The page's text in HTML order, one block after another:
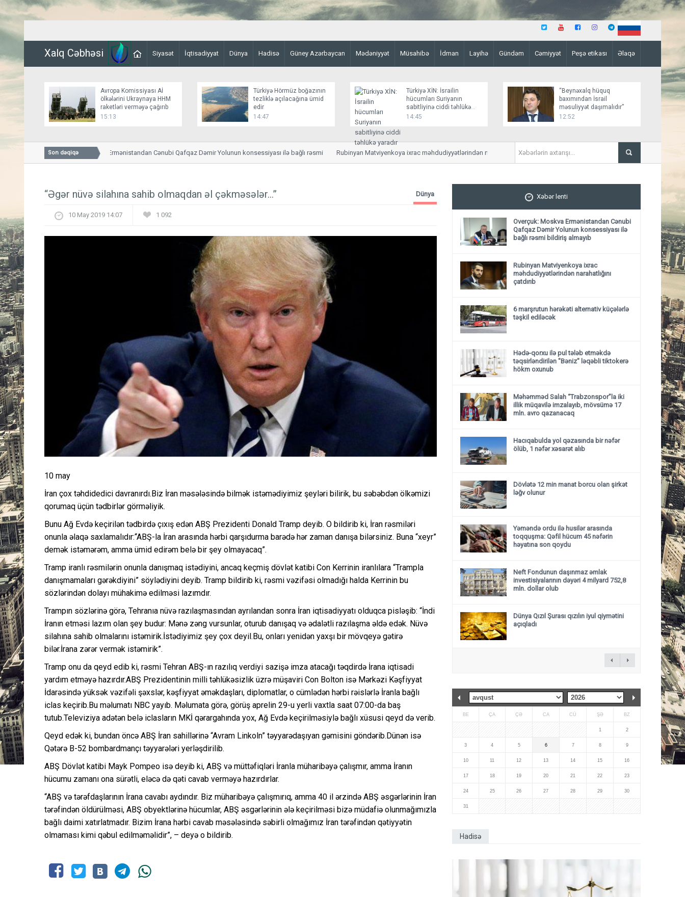
Xalq Cəbhəsi Siyasət İqtisadiyyat Dünya Hadisə Güney Azərbaycan Mədəniyyət Müsahibə İdman Layihə Gündəm Cəmiyyət Peşə etikası Əlaqə
Avropa Komissiyası Aİ
ölkələrini Ukraynaya HHM
raketləri verməyə çağırıb
15:13
Türkiyə Hörmüz boğazının
tezliklə açılacağına ümid
edir
14:47
Türkiyə XİN: İsrailin
hücumları Suriyanın
sabitliyinə ciddi təhlükə
yaradır
14:45
“Beynəxalq hüquq
baxımından İsrail
məsuliyyət daşımalıdır”
12:52
Son dəqiqə
Overçuk: Moskva Ermənistandan Cənubi Qafqaz Dəmir Yolunun konsessiyası ilə bağlı rəsmi
bildiriş almayıb
Rubinyan Matviyenkoya ixrac məhdudiyyətlərindən narahatlığını çatdırıb 6 marşrutun hərəkəti
“Əgər nüvə silahına sahib olmaqdan əl çəkməsələr…” Dünya
10 May 2019 14:07 1 092
10 may
İran çox təhdidedici davranırdı.Biz İran məsələsində bilmək istəmədiyimiz şeyləri bilirik, bu səbəbdən ölkəmizi
qorumaq üçün tədbirlər görməliyik.
Bunu Ağ Evdə keçirilən tədbirdə çıxış edən ABŞ Prezidenti Donald Tramp deyib. O bildirib ki, İran rəsmiləri
onunla əlaqə saxlamalıdır:“ABŞ-la İran arasında hərbi qarşıdurma barədə hər zaman danışa bilərsiniz. Buna “xeyr”
demək istəmərəm, amma ümid edirəm belə bir şey olmayacaq”.
Tramp iranlı rəsmilərin onunla danışmaq istədiyini, ancaq keçmiş dövlət katibi Con Kerrinin iranlılara “Trampla
danışmamaları gərəkdiyini” söylədiyini deyib. Tramp bildirib ki, rəsmi vəzifəsi olmadığı halda Kerrinin bu
sözlərindən dolayı mühakimə edilməsi lazımdır.
Trampın sözlərinə görə, Tehranıa nüvə razılaşmasından ayrılandan sonra İran iqtisadiyyatı olduqca pisləşib: “İndi
İranın etməsi lazım olan şey budur: Mənə zəng vursunlar, oturub danışaq və ədalətli razılaşma əldə edək. Nüvə
silahına sahib olmalarını istəmirik.İstədiyimiz şey çox deyil.Bu, onları yenidən yaxşı bir mövqeyə gətirə
bilər.İrana zərər vermək istəmirik”.
Tramp onu da qeyd edib ki, rəsmi Tehran ABŞ-ın razılıq verdiyi sazişə imza atacağı təqdirdə İrana iqtisadi
yardım etməyə hazırdır.ABŞ Prezidentinin milli təhlükəsizlik üzrə müşaviri Con Bolton isə Mərkəzi Kəşfiyyat
İdarəsində yüksək vəzifəli şəxslər, kəşfiyyat əməkdaşları, diplomatlar, o cümlədən hərbi rəislərlə İranla bağlı
iclas keçirib.Bu məlumatı NBC yayıb. Məlumata görə, görüş aprelin 29-u yerli vaxtla saat 07:00-da baş
tutub.Televiziya adətən belə iclasların MKİ qərargahında yox, Ağ Evdə keçirilməsiylə bağlı xüsusi qeyd də verib.
Qeyd edək ki, bundan öncə ABŞ İran sahillərinə “Avram Linkoln” təyyarədaşıyan gəmisini göndərib.Dünən isə
Qətərə B-52 bombardmançı təyyarələri yerləşdirilib.
ABŞ Dövlət katibi Mayk Pompeo isə deyib ki, ABŞ və müttəfiqləri İranla müharibəyə çalışmır, amma İranın
hücumu zamanı ona sürətli, eləcə də qəti cavab verməyə hazırdırlar.
“ABŞ və tərəfdaşlarının İrana cavabı aydındır. Biz müharibəyə çalışmırıq, amma 40 il ərzində ABŞ əsgərlərinin İran
tərəfindən öldürülməsi, ABŞ obyektlərinə hücumlar, ABŞ əsgərlərinin ələ keçirilməsi bizə müdafiə olunmağımızla
bağlı daimi xatırlatmadır. Bizim İrana hərbi cavab məsələsində səbirli olmağımız İran tərəfindən qətiyyətin
olmaması kimi qəbul edilməməlidir”, – deyə o bildirib.
Xəbər lenti
Overçuk: Moskva Ermənistandan Cənubi
Qafqaz Dəmir Yolunun konsessiyası ilə
bağlı rəsmi bildiriş almayıb
Rubinyan Matviyenkoya ixrac
məhdudiyyətlərindən narahatlığını
çatdırıb
6 marşrutun hərəkəti alternativ küçələrlə
təşkil ediləcək
Hədə-qorxu ilə pul tələb etməkdə
təqsirləndirilən "Bəniz" ləqəbli tiktokerə
hökm oxunub
Məhəmməd Salah “Trabzonspor”la iki
illik müqavilə imzalayıb, mövsümə 17
mln. avro qazanacaq
Hacıqabulda yol qəzasında bir nəfər
ölüb, 1 nəfər xəsarət alıb
Dövlətə 12 min manat borcu olan şirkət
ləğv olunur
Yəməndə ordu ilə husilər arasında
toqquşma: Qəfil hücum 45 nəfərin
həyatına son qoydu
Neft Fondunun daşınmaz əmlak
investisiyalarının dəyəri 4 milyard 752,8
mln. dollar olub
Dünya Qızıl Şurası qızılın iyul qiymətini
açıqladı
BE ÇA ÇƏ CA CÜ ŞƏ BZ
1 2
3 4 5 6 7 8 9
10 11 12 13 14 15 16
17 18 19 20 21 22 23
24 25 26 27 28 29 30
31
Hadisə